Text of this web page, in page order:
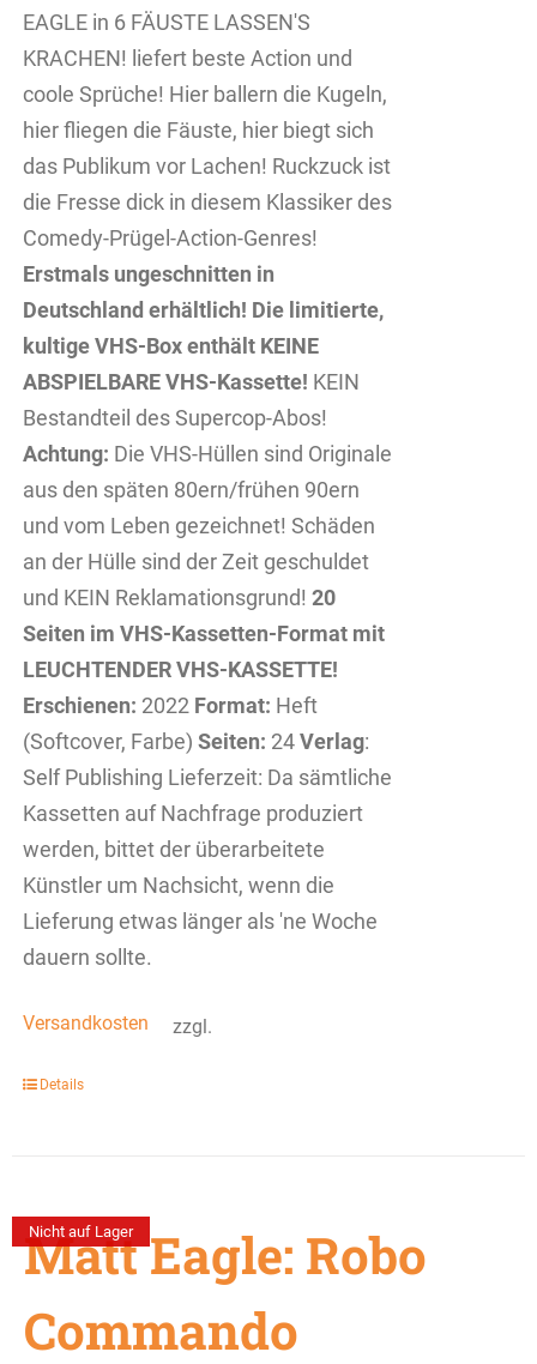
EAGLE in 6 FÄUSTE LASSEN'S
KRACHEN! liefert beste Action und
coole Sprüche! Hier ballern die Kugeln,
hier fliegen die Fäuste, hier biegt sich
das Publikum vor Lachen! Ruckzuck ist
die Fresse dick in diesem Klassiker des
Comedy-Prügel-Action-Genres!
Erstmals ungeschnitten in
Deutschland erhältlich! Die limitierte,
kultige VHS-Box enthält KEINE
ABSPIELBARE VHS-Kassette! KEIN
Bestandteil des Supercop-Abos!
Achtung: Die VHS-Hüllen sind Originale
aus den späten 80ern/frühen 90ern
und vom Leben gezeichnet! Schäden
an der Hülle sind der Zeit geschuldet
und KEIN Reklamationsgrund! 20
Seiten im VHS-Kassetten-Format mit
LEUCHTENDER VHS-KASSETTE!
Erschienen: 2022 Format: Heft
(Softcover, Farbe) Seiten: 24Verlag:
Self Publishing Lieferzeit: Da sämtliche
Kassetten auf Nachfrage produziert
werden, bittet der überarbeitete
Künstler um Nachsicht, wenn die
Lieferung etwas länger als 'ne Woche
dauern sollte.
zzgl.
Versandkosten
Details
Nicht auf Lager
Matt Eagle: Robo
Commando